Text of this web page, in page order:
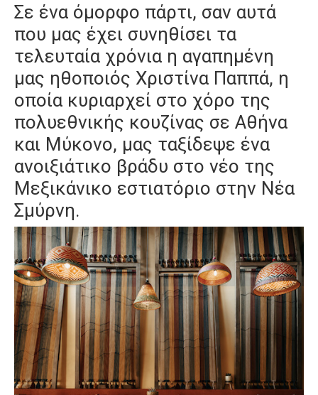
Σε ένα όμορφο πάρτι, σαν αυτά
που μας έχει συνηθίσει τα
τελευταία χρόνια η αγαπημένη
μας ηθοποιός Χριστίνα Παππά, η
οποία κυριαρχεί στο χόρο της
πολυεθνικής κουζίνας σε Αθήνα
και Μύκονο, μας ταξίδεψε ένα
ανοιξιάτικο βράδυ στο νέο της
Μεξικάνικο εστιατόριο στην Νέα
Σμύρνη.